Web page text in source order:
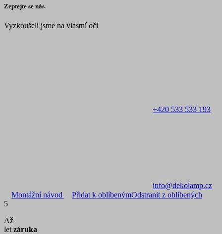
Zeptejte se nás
Vyzkoušeli jsme na vlastní oči
+420 533 533 193
info@dekolamp.cz
Montážní návod
Přidat k oblíbenýmOdstranit z oblíbených
5
Až
let záruka